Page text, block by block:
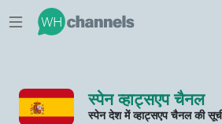
स्पेन व्हाट्सएप चैनल
स्पेन देश में व्हाट्सएप चैनल की